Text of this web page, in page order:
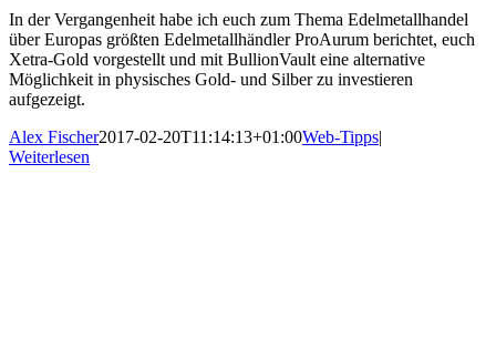
In der Vergangenheit habe ich euch zum Thema Edelmetallhandel
über Europas größten Edelmetallhändler ProAurum berichtet, euch
Xetra-Gold vorgestellt und mit BullionVault eine alternative
Möglichkeit in physisches Gold- und Silber zu investieren
aufgezeigt.
Alex Fischer2017-02-20T11:14:13+01:00Web-Tipps|
Weiterlesen